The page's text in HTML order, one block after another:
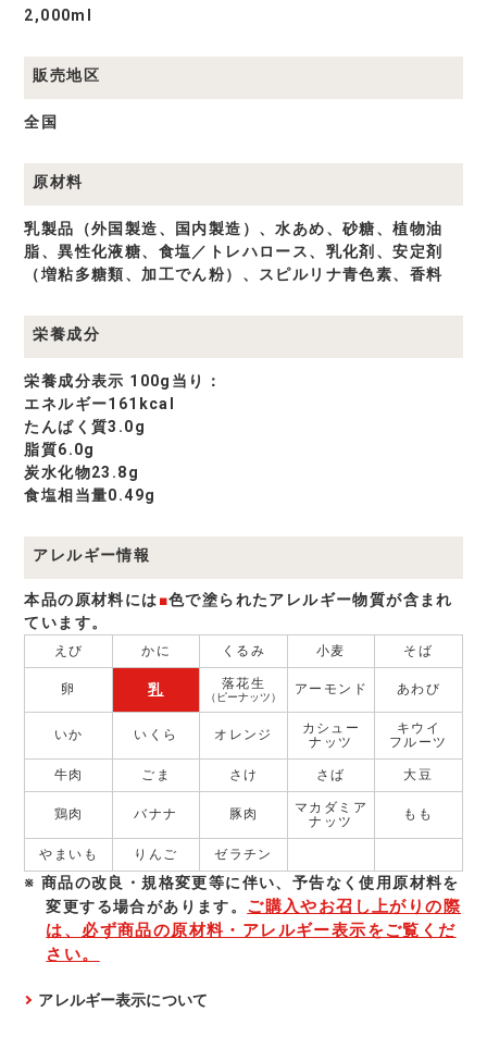
2,000ml
販売地区
全国
原材料
乳製品（外国製造、国内製造）、水あめ、砂糖、植物油
脂、異性化液糖、食塩／トレハロース、乳化剤、安定剤
（増粘多糖類、加工でん粉）、スピルリナ青色素、香料
栄養成分
栄養成分表示 100g当り：
エネルギー161kcal
たんぱく質3.0g
脂質6.0g
炭水化物23.8g
食塩相当量0.49g
アレルギー情報
本品の原材料には■色で塗られたアレルギー物質が含まれ
ています。
えび かに くるみ 小麦 そば
卵 乳 落花生
（ピーナッツ） アーモンド あわび
いか いくら オレンジ
カシュー
ナッツ
キウイ
フルーツ
牛肉 ごま さけ さば 大豆
鶏肉 バナナ 豚肉
マカダミア
ナッツ
もも
やまいも りんご ゼラチン
商品の改良・規格変更等に伴い、予告なく使⽤原材料を
変更する場合があります。 ご購入やお召し上がりの際
は、必ず商品の原材料・アレルギー表示をご覧くだ
さい。
アレルギー表示について